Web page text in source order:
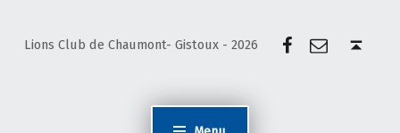
Lions Club de Chaumont- Gistoux - 2026